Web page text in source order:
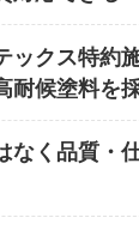
ックス特約
耐候塗料を
なく品質・